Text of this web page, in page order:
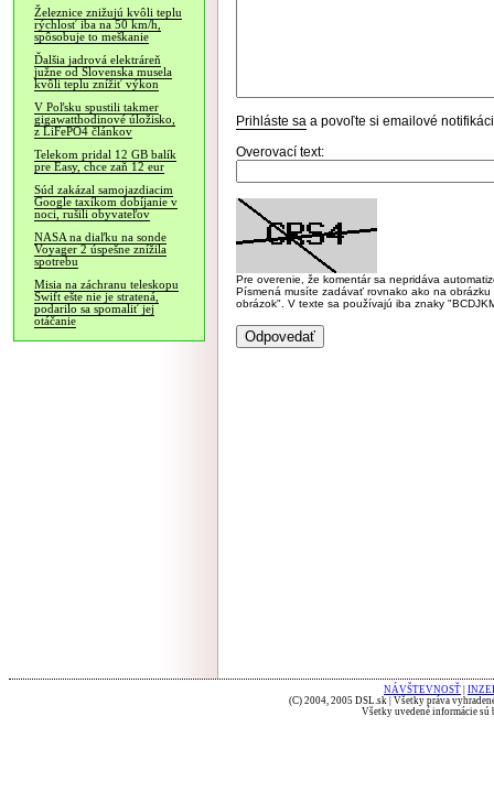
Železnice znižujú kvôli teplu
rýchlosť iba na 50 km/h,
spôsobuje to meškanie
Ďalšia jadrová elektráreň
južne od Slovenska musela
kvôli teplu znížiť výkon
V Poľsku spustili takmer
gigawatthodinové úložisko,
z LiFePO4 článkov
Telekom pridal 12 GB balík
pre Easy, chce zaň 12 eur
Súd zakázal samojazdiacim
Google taxíkom dobíjanie v
noci, rušili obyvateľov
NASA na diaľku na sonde
Voyager 2 úspešne znížila
spotrebu
Misia na záchranu teleskopu
Swift ešte nie je stratená,
podarilo sa spomaliť jej
otáčanie
Prihláste sa a povoľte si emailové
Overovací text:
Pre overenie, že komentár sa nepridáva
Písmená musíte zadávať rovnako ako na
obrázok". V texte sa používajú iba znaky
NÁVŠTEVNOSŤ
(C) 2004, 2005 DSL.sk | Všetky práva
Všetky uvedené informácie sú